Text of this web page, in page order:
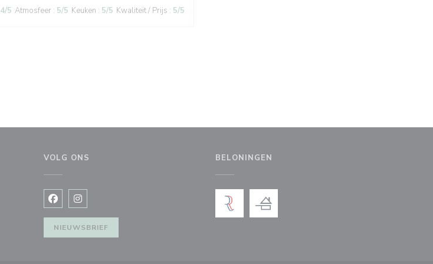
4/5 Atmosfeer : 5/5 Keuken : 5/5 Kwaliteit / Prijs : 5/5
VOLG ONS
Facebook ((opent in een nieuw venster))
Instagram ((opent in een nieuw venster))
NIEUWSBRIEF
BELONINGEN